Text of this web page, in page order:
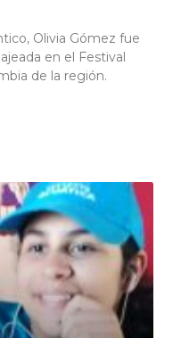
Olivia Gómez fue
en el Festival
de la región.